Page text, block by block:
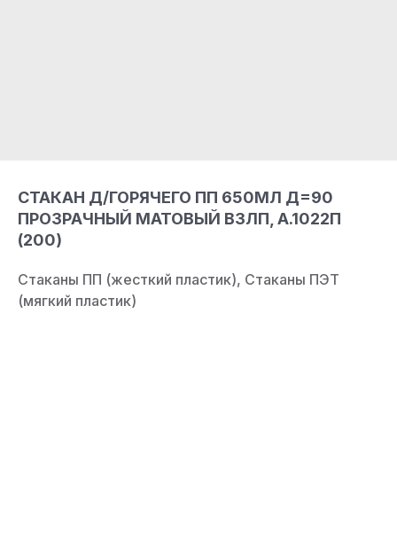
СТАКАН Д/ГОРЯЧЕГО ПП 650МЛ Д=90
ПРОЗРАЧНЫЙ МАТОВЫЙ ВЗЛП, А.1022П
(200)
Стаканы ПП (жесткий пластик), Стаканы ПЭТ
(мягкий пластик)